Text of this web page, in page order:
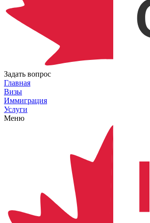
Задать вопрос
Главная
Визы
Иммиграция
Услуги
Меню